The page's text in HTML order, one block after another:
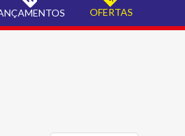
OFERTAS